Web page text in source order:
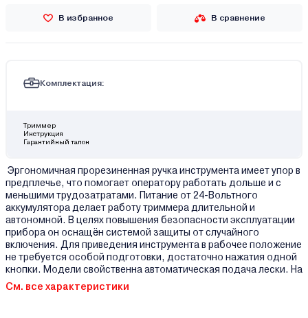
В избранное В сравнение
Комплектация:
Триммер
Инструкция
Гарантийный талон
Эргономичная прорезиненная ручка инструмента имеет упор в
предплечье, что помогает оператору работать дольше и с
меньшими трудозатратами. Питание от 24-Вольтного
аккумулятора делает работу триммера длительной и
автономной. В целях повышения безопасности эксплуатации
прибора он оснащён системой защиты от случайного
включения. Для приведения инструмента в рабочее положение
не требуется особой подготовки, достаточно нажатия одной
кнопки. Модели свойственна автоматическая подача лески. На
См. все характеристики